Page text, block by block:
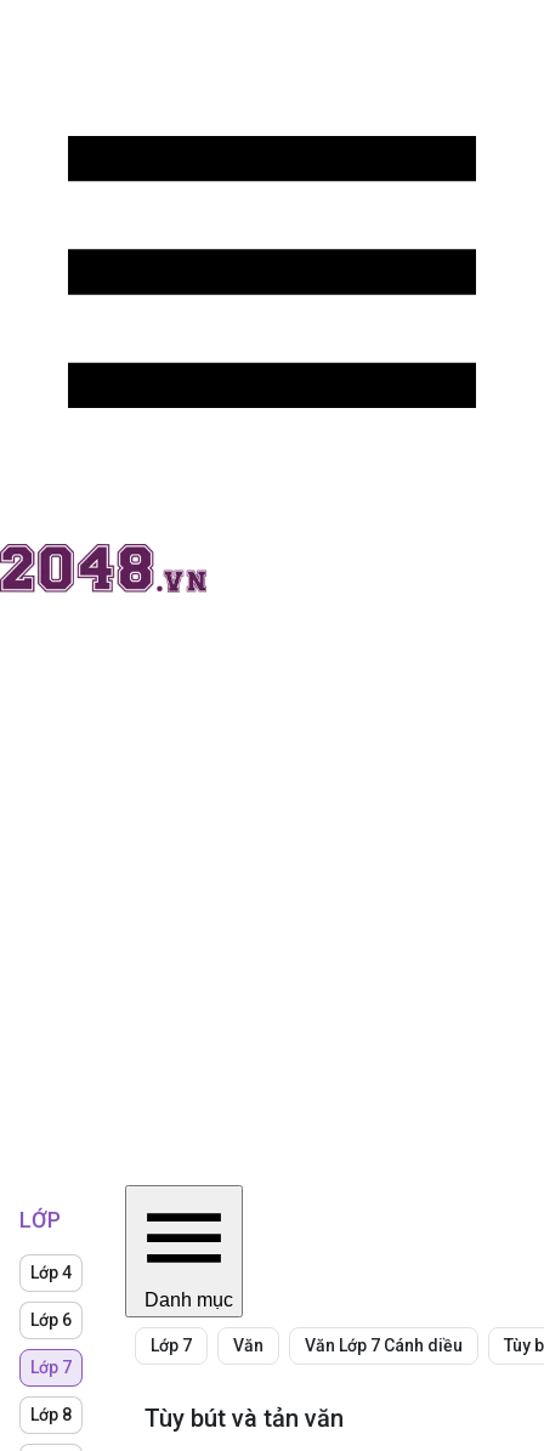
LỚP
Lớp 4
Lớp 6
Lớp 7
Lớp 8
Danh mục
Lớp 7 Văn Văn Lớp 7 Cánh diều Tùy
Tùy bút và tản văn